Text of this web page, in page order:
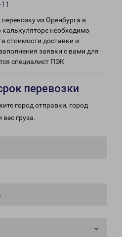
из Оренбурга в
необходимо
стоимости доставки и
заявки с вами для
специалист ПЭК.
перевозки
город отправки, город
груза.